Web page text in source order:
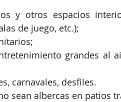
y otros espacios
de juego, etc.);
grandes al
carnavales, desfiles.
sean albercas en patios